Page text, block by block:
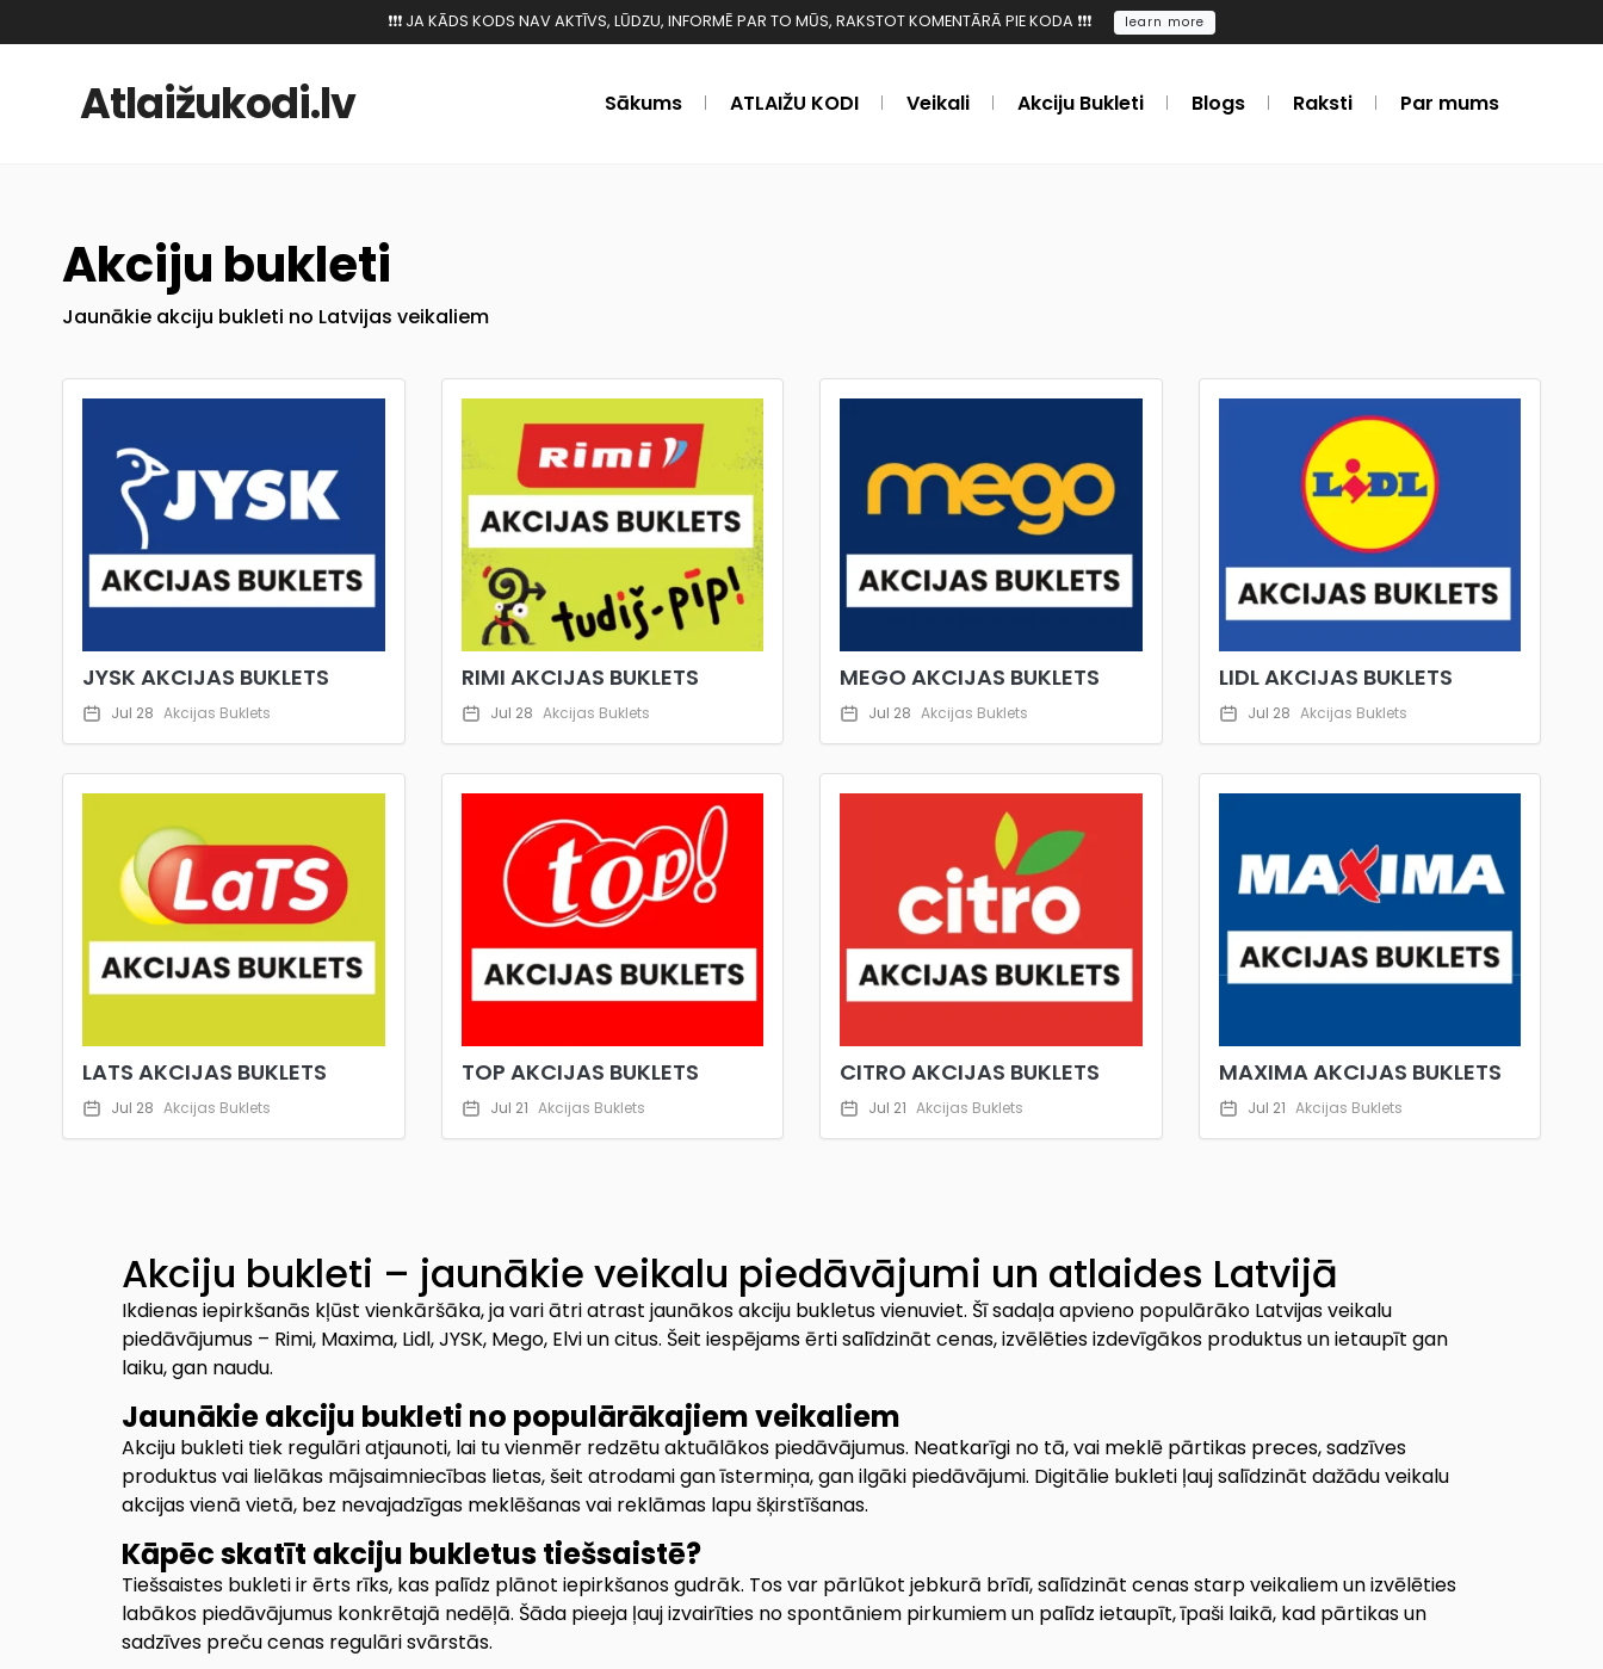
❗️❗️❗️ JA KĀDS KODS NAV AKTĪVS, LŪDZU, INFORMĒ PAR TO MŪS, RAKSTOT KOMENTĀRĀ PIE KODA ❗️❗️❗️ learn more
Atlaižukodi.lv Sākums ATLAIŽU KODI Veikali Akciju Bukleti Blogs Raksti Par mums
Akciju bukleti
Jaunākie akciju bukleti no Latvijas veikaliem
JYSK AKCIJAS BUKLETS
Jul 28 Akcijas Buklets
RIMI AKCIJAS BUKLETS
Jul 28 Akcijas Buklets
MEGO AKCIJAS BUKLETS
Jul 28 Akcijas Buklets
LIDL AKCIJAS BUKLETS
Jul 28 Akcijas Buklets
LATS AKCIJAS BUKLETS
Jul 28 Akcijas Buklets
TOP AKCIJAS BUKLETS
Jul 21 Akcijas Buklets
CITRO AKCIJAS BUKLETS
Jul 21 Akcijas Buklets
MAXIMA AKCIJAS BUKLETS
Jul 21 Akcijas Buklets
Akciju bukleti – jaunākie veikalu piedāvājumi un atlaides Latvijā
Ikdienas iepirkšanās kļūst vienkāršāka, ja vari ātri atrast jaunākos akciju bukletus vienuviet. Šī sadaļa apvieno populārāko Latvijas veikalu
piedāvājumus – Rimi, Maxima, Lidl, JYSK, Mego, Elvi un citus. Šeit iespējams ērti salīdzināt cenas, izvēlēties izdevīgākos produktus un ietaupīt gan
laiku, gan naudu.
Jaunākie akciju bukleti no populārākajiem veikaliem
Akciju bukleti tiek regulāri atjaunoti, lai tu vienmēr redzētu aktuālākos piedāvājumus. Neatkarīgi no tā, vai meklē pārtikas preces, sadzīves
produktus vai lielākas mājsaimniecības lietas, šeit atrodami gan īstermiņa, gan ilgāki piedāvājumi. Digitālie bukleti ļauj salīdzināt dažādu veikalu
akcijas vienā vietā, bez nevajadzīgas meklēšanas vai reklāmas lapu šķirstīšanas.
Kāpēc skatīt akciju bukletus tiešsaistē?
Tiešsaistes bukleti ir ērts rīks, kas palīdz plānot iepirkšanos gudrāk. Tos var pārlūkot jebkurā brīdī, salīdzināt cenas starp veikaliem un izvēlēties
labākos piedāvājumus konkrētajā nedēļā. Šāda pieeja ļauj izvairīties no spontāniem pirkumiem un palīdz ietaupīt, īpaši laikā, kad pārtikas un
sadzīves preču cenas regulāri svārstās.